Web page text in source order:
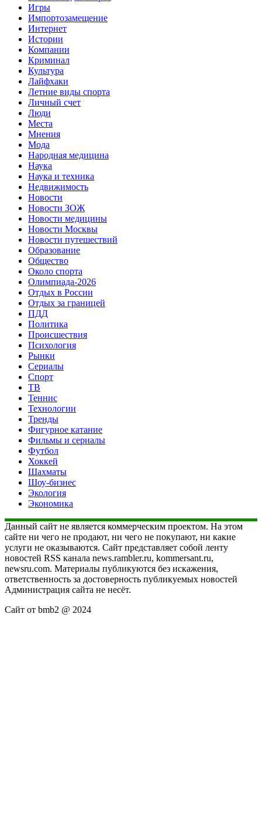
Игры
Импортозамещение
Интернет
Истории
Компании
Криминал
Культура
Лайфхаки
Летние виды спорта
Личный счет
Люди
Места
Мнения
Мода
Народная медицина
Наука
Наука и техника
Недвижимость
Новости
Новости ЗОЖ
Новости медицины
Новости Москвы
Новости путешествий
Образование
Общество
Около спорта
Олимпиада-2026
Отдых в России
Отдых за границей
ПДД
Политика
Происшествия
Психология
Рынки
Сериалы
Спорт
ТВ
Теннис
Технологии
Тренды
Фигурное катание
Фильмы и сериалы
Футбол
Хоккей
Шахматы
Шоу-бизнес
Экология
Экономика
Данный сайт не является коммерческим проектом. На этом
сайте ни чего не продают, ни чего не покупают, ни какие
услуги не оказываются. Сайт представляет собой ленту
новостей RSS канала news.rambler.ru, kommersant.ru,
newsru.com. Материалы публикуются без искажения,
ответственность за достоверность публикуемых новостей
Администрация сайта не несёт.
Сайт от bmb2 @ 2024